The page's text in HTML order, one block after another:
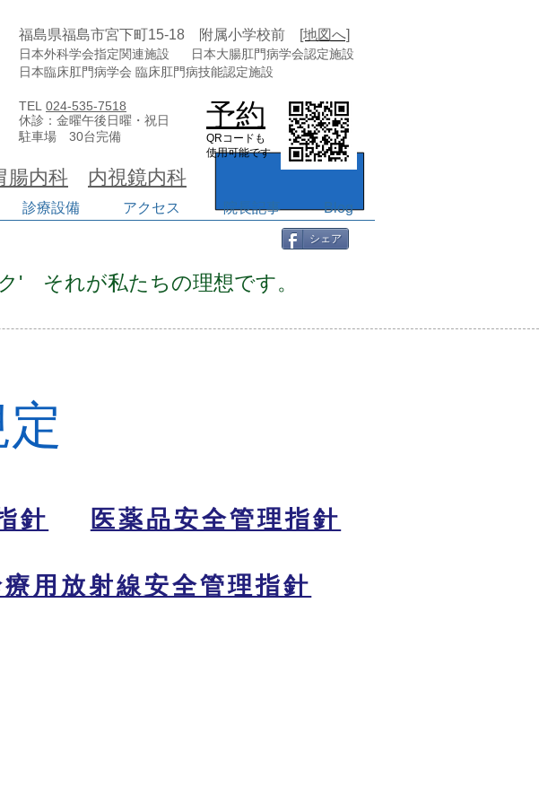
福島県福島市宮下町15-18 附属小学校前 [地図へ]
日本外科学会指定関連施設 日本大腸肛門病学会認定施設
TEL 024-535-7518
休診：金曜午後日曜・祝日
駐車場 30台完備
予約
QRコードも
​使用可能です
日本臨床肛門病学会 臨床肛門病技能認定施設
腸内科 内視鏡内科
検査 甲状腺検査 けが 高血圧 糖尿病 高脂血症 魚の目 つづらご
学療法 抗癌剤 相
まい 吐き気 腰
ン レントゲン 生
ALTA
診療設備 アクセス 院長記事 Blog
' それが私たちの理想です。
シェア
針 医薬品安全管理指針
用放射線安全管理指針